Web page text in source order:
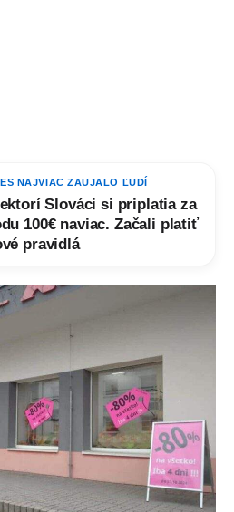
NAJVIAC ZAUJALO ĽUDÍ
Slováci si priplatia za
100€ naviac. Začali platiť
pravidlá